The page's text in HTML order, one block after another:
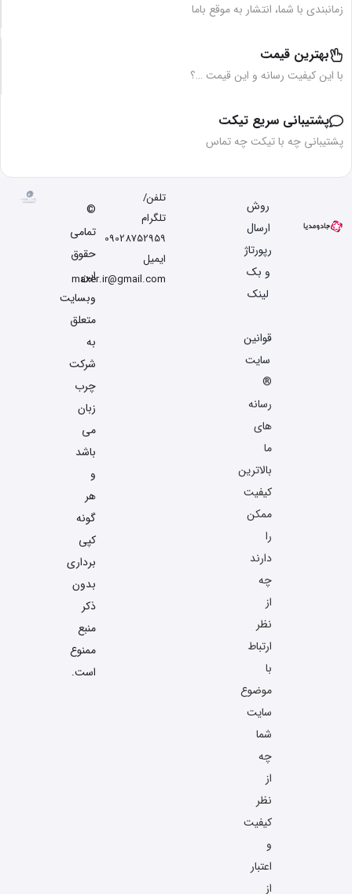
زمانبندی با شما، انتشار به موقع باما
بهترین قیمت
با این کیفیت رسانه و این قیمت …؟
پشتیبانی سریع تیکت
پشتیبانی چه با تیکت چه تماس
روش
ارسال
رپورتاژ
و بک
لینک
قوانین
سایت
®
رسانه
های
ما
بالاترین
کیفیت
ممکن
را
دارند
چه
از
نظر
ارتباط
با
موضوع
سایت
شما
چه
از
نظر
کیفیت
و
اعتبار
از
تلفن/
تلگرام
09028752959
ایمیل
maxer.ir@gmail.com
©
تمامی
حقوق
این
وبسایت
متعلق
به
شرکت
چرب
زبان
می
باشد
و
هر
گونه
کپی
برداری
بدون
ذکر
منبع
ممنوع
است.